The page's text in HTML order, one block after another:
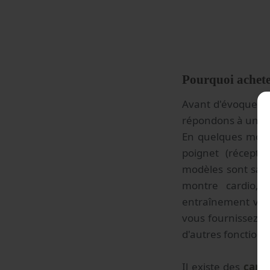
Pourquoi
Avant d'évoquer
répondons à une
En quelques
poignet
modèles sont
montre cardio,
entraînement
vous fournissez
d'autres
Il existe des